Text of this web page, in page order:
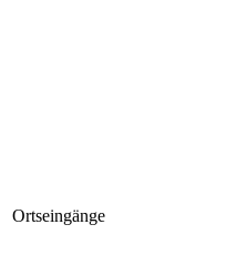
Ortseingänge